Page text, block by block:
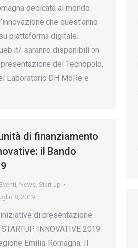
dedicata al mondo
che quest’anno
piattaforma digitale.
saranno disponibili on
del Tecnopolo,
Laboratorio DH MoRe e
di finanziamento
il Bando
Eventi, News, Start up
8, 2019
di presentazione
INNOVATIVE 2019
Emilia-Romagna. Il